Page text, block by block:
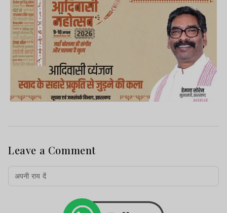
Leave a Comment